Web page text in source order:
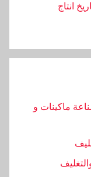
انتاج
ماكينات و